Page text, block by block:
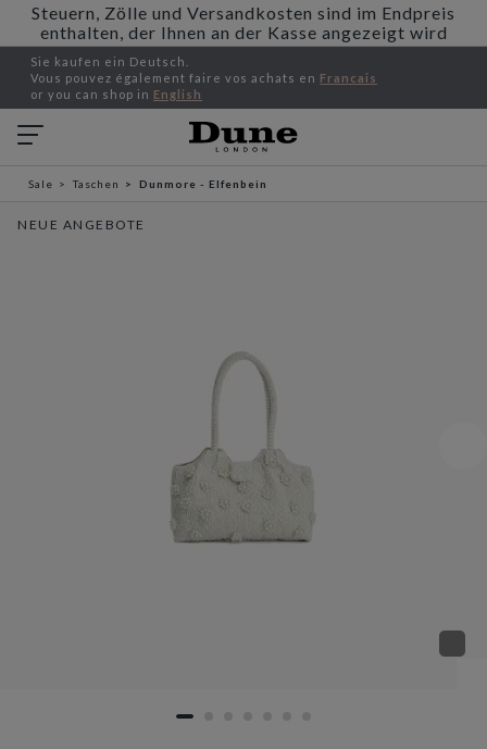
Steuern, Zölle und Versandkosten sind im Endpreis
enthalten, der Ihnen an der Kasse angezeigt wird
Sie kaufen ein Deutsch.
Vous pouvez également faire vos achats en Francais
or you can shop in English
Sale Taschen Dunmore - Elfenbein
NEUE ANGEBOTE